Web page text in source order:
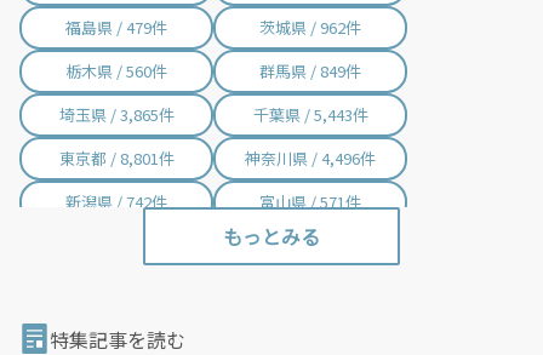
福島県 / 479件
茨城県 / 962件
栃木県 / 560件
群馬県 / 849件
埼玉県 / 3,865件
千葉県 / 5,443件
東京都 / 8,801件
神奈川県 / 4,496件
新潟県 / 742件
富山県 / 571件
福井県 / 381件
岐阜県 / 846件
特集記事を読む